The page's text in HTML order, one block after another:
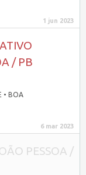
1 jun 2023
/ PB
• BOA
6 mar 2023
PESSOA /